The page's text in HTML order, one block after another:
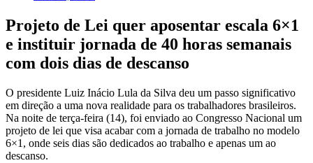
Projeto de Lei quer aposentar escala 6×1
e instituir jornada de 40 horas semanais
com dois dias de descanso
O presidente Luiz Inácio Lula da Silva deu um passo significativo
em direção a uma nova realidade para os trabalhadores brasileiros.
Na noite de terça-feira (14), foi enviado ao Congresso Nacional um
projeto de lei que visa acabar com a jornada de trabalho no modelo
6×1, onde seis dias são dedicados ao trabalho e apenas um ao
descanso.